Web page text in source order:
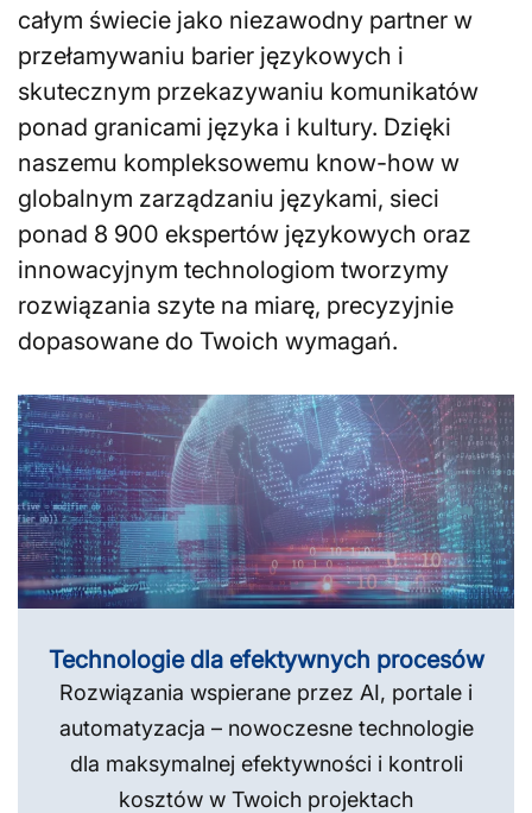
całym świecie jako niezawodny partner w
przełamywaniu barier językowych i
skutecznym przekazywaniu komunikatów
ponad granicami języka i kultury. Dzięki
naszemu kompleksowemu know-how w
globalnym zarządzaniu językami, sieci
ponad 8 900 ekspertów językowych oraz
innowacyjnym technologiom tworzymy
rozwiązania szyte na miarę, precyzyjnie
dopasowane do Twoich wymagań.
Technologie dla efektywnych procesów
Rozwiązania wspierane przez AI, portale i
automatyzacja – nowoczesne technologie
dla maksymalnej efektywności i kontroli
kosztów w Twoich projektach